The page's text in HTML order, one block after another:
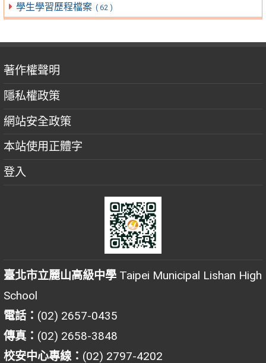
學生學習歷程檔案 ( 62 )
著作權聲明
隱私權政策
網站安全政策
本站使用正體字
登入
臺北市立麗山高級中學 Taipei Municipal Lishan High
School
電話： (02) 2657-0435
傳真： (02) 2658-3848
校安中心專線： (02) 2797-4202